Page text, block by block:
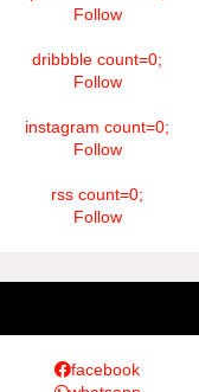
Follow
dribbble count=0;
Follow
instagram count=0;
Follow
rss count=0;
Follow
facebook